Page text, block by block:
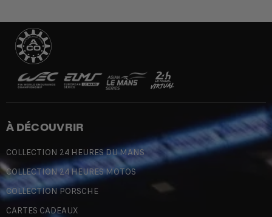
À DÉCOUVRIR
COLLECTION 24 HEURES DU MANS
COLLECTION 24 HEURES MOTOS
COLLECTION PORSCHE
CARTES CADEAUX